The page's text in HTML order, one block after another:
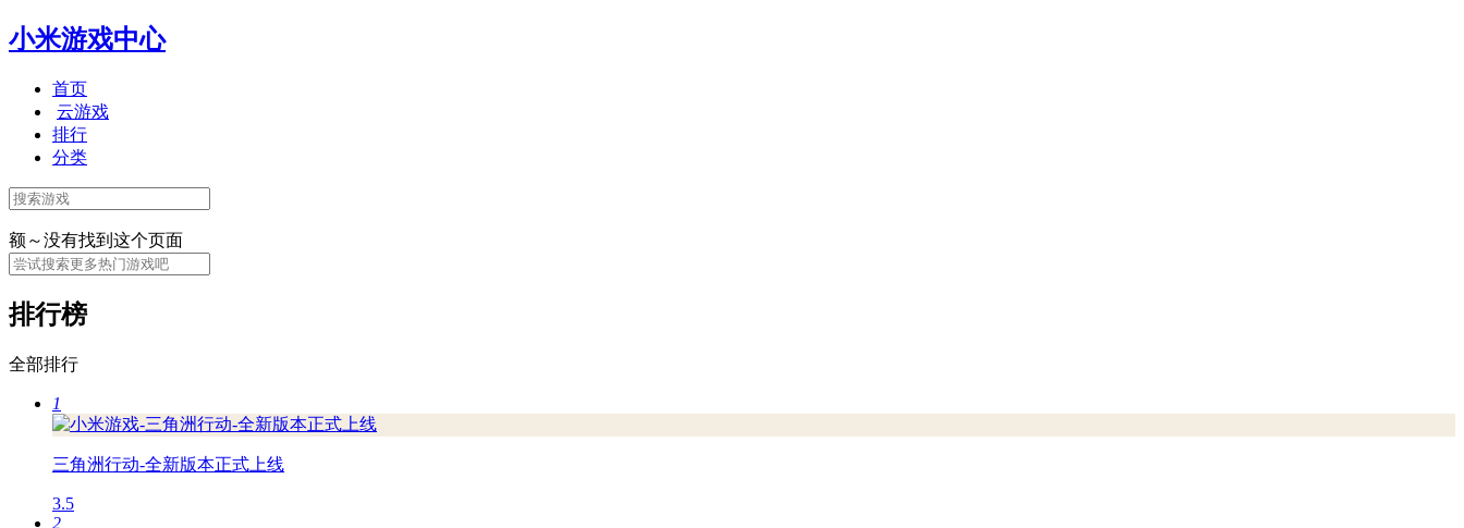
小米游戏中心
首页
云游戏
排行
分类
额～没有找到这个页面
排行榜
全部排行
1
三角洲行动-全新版本正式上线
3.5
2